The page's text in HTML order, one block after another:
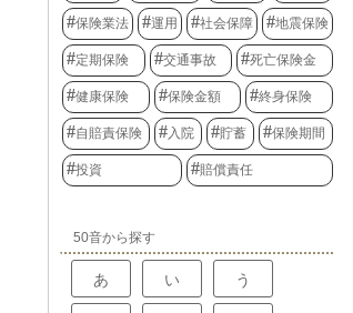
保険業法 運用 社会保障 地震保険
定期保険 交通事故 死亡保険金
健康保険 保険金額 終身保険
自賠責保険 入院 貯蓄 保険期間
投資 賠償責任
50音から探す
あ い う